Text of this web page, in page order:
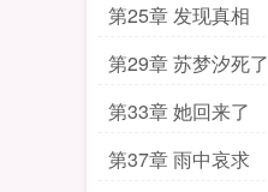
第25章 发现真相
第29章 苏梦汐死了
第33章 她回来了
第37章 雨中哀求